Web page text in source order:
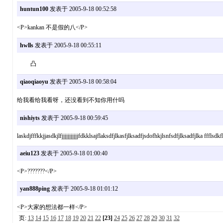
huntun100发表于 2005-9-18 00:52:58
<P>kankan 不是假的八</P>
hwlls发表于 2005-9-18 00:55:11
凸
qiaoqiaoyu发表于 2005-9-18 00:58:04
给我看给我看呀，还没看到不知你用什吗
nishiyts发表于 2005-9-18 00:59:45
laskdjfffkkjjasdkjlfjjjjjjjjjjjfdkklsajflaksdfjlkasfjlksadfjsdofhkjlsnfsdfjlksadfjlka
aeiu123发表于 2005-9-18 01:00:40
<P>???????</P>
yan888ping发表于 2005-9-18 01:01:12
<P>大家的想法都一样</P>
页: 13 14 15 16 17 18 19 20 21 22 [23] 24 25 26 27 28 29 30 31 32